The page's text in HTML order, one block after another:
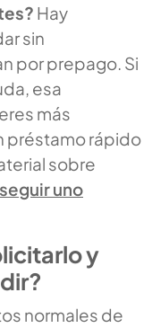
Hay
sin
por prepago. Si
esa
más
préstamo rápido
sobre
uno
y
normales de